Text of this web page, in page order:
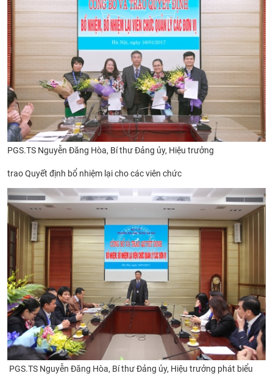
PGS.TS Nguyễn Đăng Hòa, Bí thư Đảng ủy, Hiệu trưởng
trao Quyết định bổ nhiệm lại cho các viên chức
PGS.TS Nguyễn Đăng Hòa, Bí thư Đảng ủy, Hiệu trưởng phát biểu